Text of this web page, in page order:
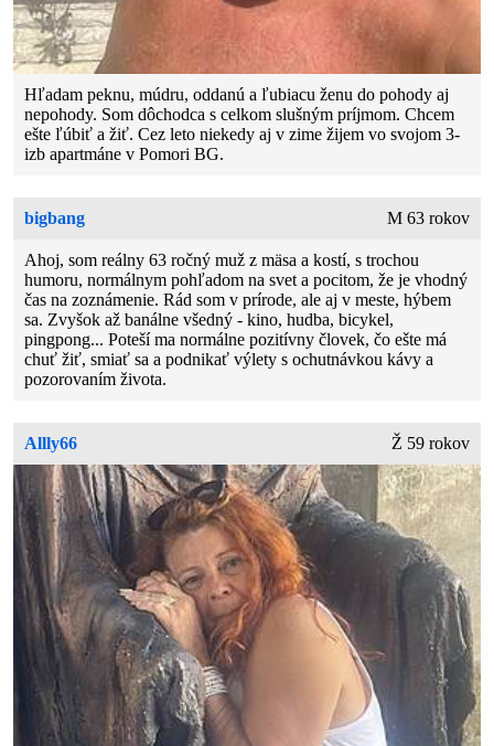
Hľadam peknu, múdru, oddanú a ľubiacu ženu do pohody aj
nepohody. Som dôchodca s celkom slušným príjmom. Chcem
ešte ľúbiť a žiť. Cez leto niekedy aj v zime žijem vo svojom 3-
izb apartmáne v Pomori BG.
bigbang M 63 rokov
Ahoj, som reálny 63 ročný muž z mäsa a kostí, s trochou
humoru, normálnym pohľadom na svet a pocitom, že je vhodný
čas na zoznámenie. Rád som v prírode, ale aj v meste, hýbem
sa. Zvyšok až banálne všedný - kino, hudba, bicykel,
pingpong... Poteší ma normálne pozitívny človek, čo ešte má
chuť žiť, smiať sa a podnikať výlety s ochutnávkou kávy a
pozorovaním života.
Allly66 Ž 59 rokov